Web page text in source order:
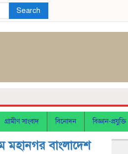
Search
গ্রামীণ সাংবাদ বিনোদন বিজ্ঞান-প্রযুক্তি
বাংলাদেশ